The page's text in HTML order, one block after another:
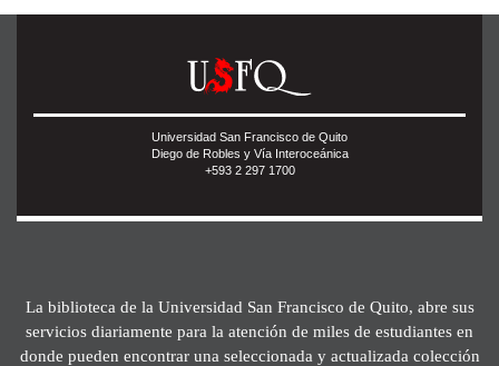
Universidad San Francisco de Quito
Diego de Robles y Vía Interoceánica
+593 2 297 1700
La biblioteca de la Universidad San Francisco de Quito, abre sus
servicios diariamente para la atención de miles de estudiantes en
donde pueden encontrar una seleccionada y actualizada colección